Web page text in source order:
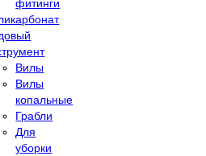
фитинги
Вилы
Вилы
копальные
Грабли
Для
уборки